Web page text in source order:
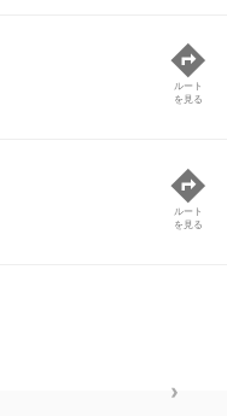
ルート
を見る
ルート
を見る